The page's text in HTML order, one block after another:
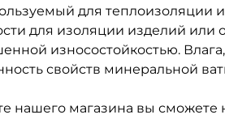
для теплоизоляции
для изоляции изделий или
износостойкостью.
свойств минеральной
нашего магазина вы